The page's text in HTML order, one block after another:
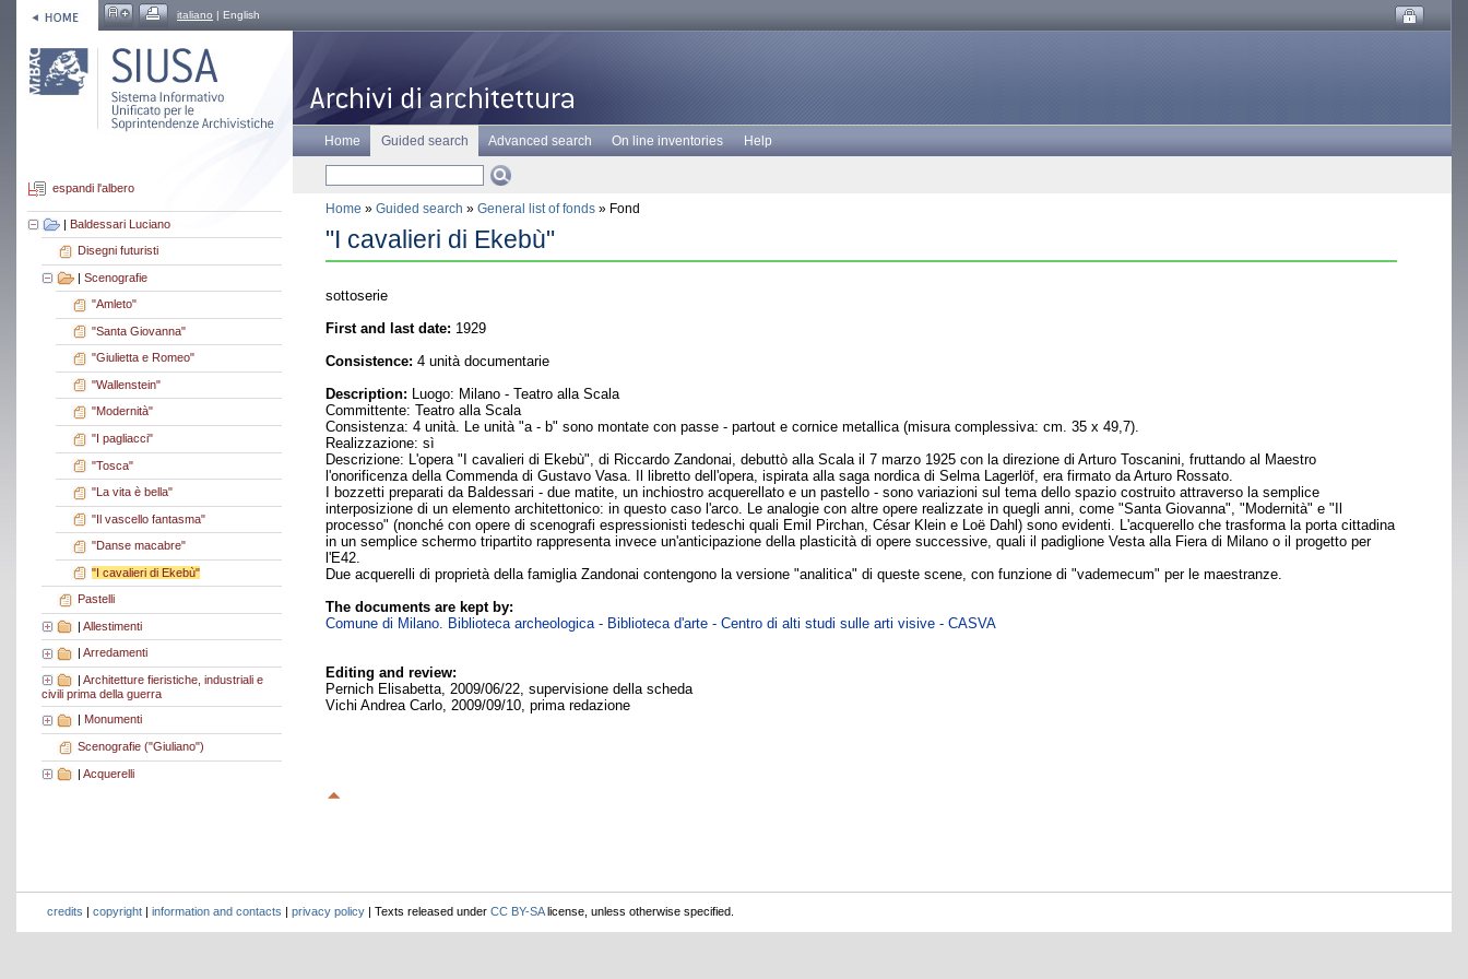
italiano | English
espandi l'albero
| Baldessari Luciano
Disegni futuristi
| Scenografie
"Amleto"
"Santa Giovanna"
"Giulietta e Romeo"
"Wallenstein"
"Modernità"
"I pagliacci"
"Tosca"
"La vita è bella"
"Il vascello fantasma"
"Danse macabre"
"I cavalieri di Ekebù"
Pastelli
| Allestimenti
Arredamenti
| Architetture fieristiche, industriali e
civili prima della guerra
Monumenti
Scenografie ("Giuliano")
| Acquerelli
Home Guided search Advanced search On line inventories Help
Home » Guided search » General list of fonds » Fond
"I cavalieri di Ekebù"
sottoserie
First and last date: 1929
Consistence: 4 unità documentarie
Description: Luogo: Milano - Teatro alla Scala
Committente: Teatro alla Scala
Consistenza: 4 unità. Le unità "a - b" sono montate con passe - partout e cornice metallica (misura complessiva: cm. 35 x 49,7).
Realizzazione: sì
Descrizione: L'opera "I cavalieri di Ekebù", di Riccardo Zandonai, debuttò alla Scala il 7 marzo 1925 con la direzione di Arturo Toscanini, fruttando al Maestro
l'onorificenza della Commenda di Gustavo Vasa. Il libretto dell'opera, ispirata alla saga nordica di Selma Lagerlöf, era firmato da Arturo Rossato.
I bozzetti preparati da Baldessari - due matite, un inchiostro acquerellato e un pastello - sono variazioni sul tema dello spazio costruito attraverso la semplice
interposizione di un elemento architettonico: in questo caso l'arco. Le analogie con altre opere realizzate in quegli anni, come "Santa Giovanna", "Modernità" e "Il
processo" (nonché con opere di scenografi espressionisti tedeschi quali Emil Pirchan, César Klein e Loë Dahl) sono evidenti. L'acquerello che trasforma la porta cittadina
in un semplice schermo tripartito rappresenta invece un'anticipazione della plasticità di opere successive, quali il padiglione Vesta alla Fiera di Milano o il progetto per
l'E42.
Due acquerelli di proprietà della famiglia Zandonai contengono la versione "analitica" di queste scene, con funzione di "vademecum" per le maestranze.
The documents are kept by:
Comune di Milano. Biblioteca archeologica - Biblioteca d'arte - Centro di alti studi sulle arti visive - CASVA
Editing and review:
Pernich Elisabetta, 2009/06/22, supervisione della scheda
Vichi Andrea Carlo, 2009/09/10, prima redazione
credits | copyright | information and contacts | privacy policy | Texts released under CC BY-SAlicense, unless otherwise specified.